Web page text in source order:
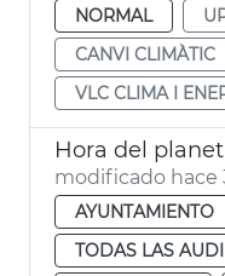
NORMAL
CANVI CLIMÀTIC
VLC CLIMA I
Hora del
modificado hace
AYUNTAMIENTO
TODAS LAS